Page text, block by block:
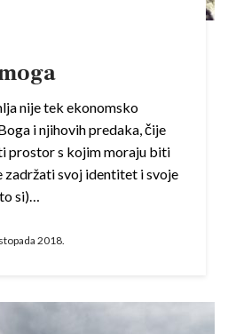
nije tek ekonomsko
i njihovih predaka, čije
prostor s kojim moraju biti
zadržati svoj identitet i svoje
si)…
2018.